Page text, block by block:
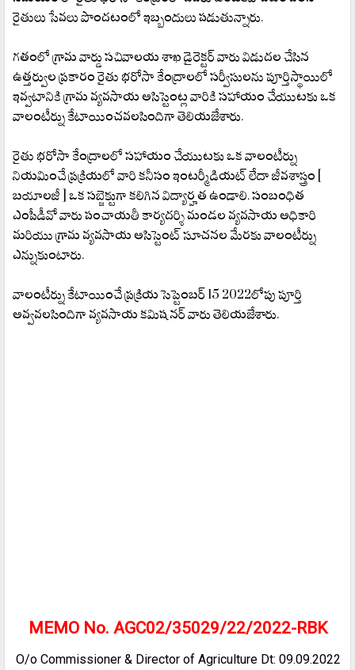
రైతులు సేవలు పొందటంలో ఇబ్బందులు పడుతున్నారు.
గతంలో గ్రామ వార్డు సచివాలయ శాఖ డైరెక్టర్ వారు విడుదల చేసిన
ఉత్తర్వుల ప్రకారం రైతు భరోసా కేంద్రాలలో సర్వీసులను పూర్తిస్థాయిలో
ఇవ్వటానికి గ్రామ వ్యవసాయ అసిస్టెంట్ల వారికి సహాయం చేయుటకు ఒక
వాలంటీర్ను కేటాయించవలసిందిగా తెలియజేశారు.
రైతు భరోసా కేంద్రాలలో సహాయం చేయుటకు ఒక వాలంటీర్ను
నియమించే ప్రక్రియలో వారి కనీసం ఇంటర్మీడియట్ లేదా జీవశాస్త్రం [
బయాలజీ ] ఒక సబ్జెక్టుగా కలిగిన విద్యార్హత ఉండాలి. సంబంధిత
ఎంపీడీవో వారు పంచాయతీ కార్యదర్శి మండల వ్యవసాయ అధికారి
మరియు గ్రామ వ్యవసాయ అసిస్టెంట్ సూచనల మేరకు వాలంటీర్ను
ఎన్నుకుంటారు.
వాలంటీర్ను కేటాయించే ప్రక్రియ సెప్టెంబర్ 15 2022లోపు పూర్తి
అవ్వవలసిందిగా వ్యవసాయ కమిషనర్ వారు తెలియజేశారు.
MEMO No. AGC02/35029/22/2022-RBK
O/o Commissioner & Director of Agriculture Dt: 09.09.2022